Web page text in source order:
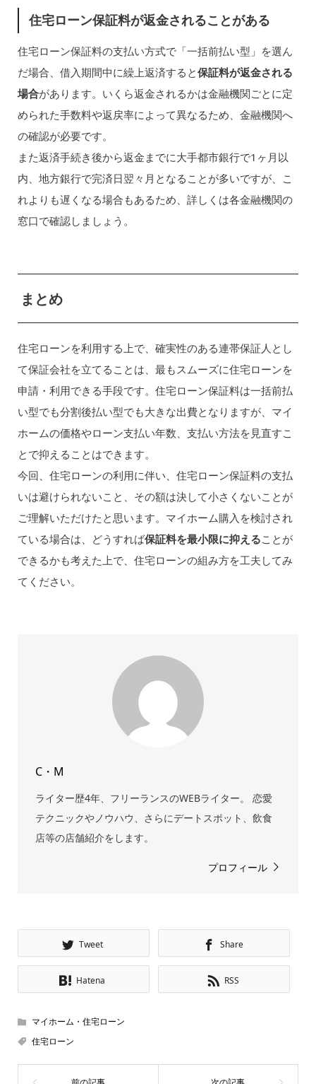
住宅ローン保証料が返金されることがある
住宅ローン保証料の支払い方式で「一括前払い型」を選ん
だ場合、借入期間中に繰上返済すると保証料が返金される
場合があります。いくら返金されるかは金融機関ごとに定
められた手数料や返戻率によって異なるため、金融機関へ
の確認が必要です。
また返済手続き後から返金までに大手都市銀行で1ヶ月以
内、地方銀行で完済日翌々月となることが多いですが、こ
れよりも遅くなる場合もあるため、詳しくは各金融機関の
窓口で確認しましょう。
まとめ
住宅ローンを利用する上で、確実性のある連帯保証人とし
て保証会社を立てることは、最もスムーズに住宅ローンを
申請・利用できる手段です。住宅ローン保証料は一括前払
い型でも分割後払い型でも大きな出費となりますが、マイ
ホームの価格やローン支払い年数、支払い方法を見直すこ
とで抑えることはできます。
今回、住宅ローンの利用に伴い、住宅ローン保証料の支払
いは避けられないこと、その額は決して小さくないことが
ご理解いただけたと思います。マイホーム購入を検討され
ている場合は、どうすれば保証料を最小限に抑えることが
できるかも考えた上で、住宅ローンの組み方を工夫してみ
てください。
C・M
ライター歴4年、フリーランスのWEBライター。 恋愛
テクニックやノウハウ、さらにデートスポット、飲食
店等の店舗紹介をします。
プロフィール
Tweet Share
Hatena RSS
マイホーム・住宅ローン
住宅ローン